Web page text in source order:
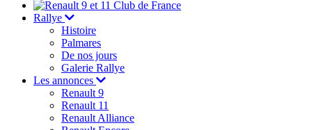
Rallye
Histoire
Palmares
De nos jours
Galerie Rallye
Les annonces
Renault 9
Renault 11
Renault Alliance